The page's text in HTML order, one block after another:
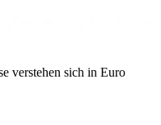
verstehen sich in Euro